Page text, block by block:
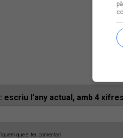
escriu l'any actual, amb 4 xifres
que el teu comentari